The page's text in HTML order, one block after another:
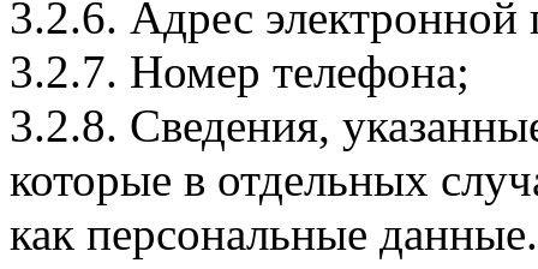
3.2.6. Адрес электронной
3.2.7. Номер телефона;
3.2.8. Сведения,
которые в отдельных
как персональные данные.